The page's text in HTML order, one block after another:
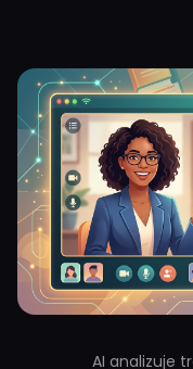
AI analizuje